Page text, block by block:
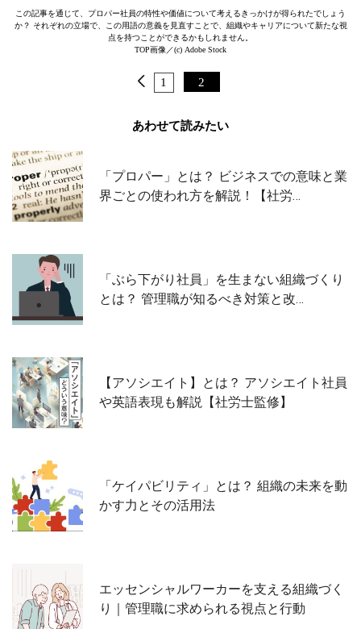
この記事を通じて、プロパー社員の特性や価値について考えるきっかけが得られたでしょう
か？ それぞれの立場で、この用語の意義を見直すことで、組織やキャリアについて新たな視
点を持つことができるかもしれません。
TOP画像／(c) Adobe Stock
1 2
あわせて読みたい
「プロパー」とは？ ビジネスでの意味と業
界ごとの使われ方を解説！【社労…
「ぶら下がり社員」を生まない組織づくり
とは？ 管理職が知るべき対策と改…
【アソシエイト】とは？ アソシエイト社員
や英語表現も解説【社労士監修】
「ケイパビリティ」とは？ 組織の未来を動
かす力とその活用法
エッセンシャルワーカーを支える組織づく
り｜管理職に求められる視点と行動